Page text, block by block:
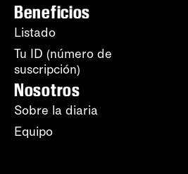
Beneficios
Listado
Tu ID (número de
suscripción)
Nosotros
Sobre la diaria
Equipo